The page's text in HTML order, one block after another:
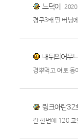
느덕이
경쿠3배 딴 버닝
내뒤의어무니
경뿌먹고 여로
링크아란32
칼 한번에 120 코